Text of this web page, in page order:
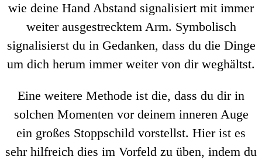
wie deine Hand Abstand signalisiert mit immer
weiter ausgestrecktem Arm. Symbolisch
signalisierst du in Gedanken, dass du die Dinge
um dich herum immer weiter von dir weghältst.
Eine weitere Methode ist die, dass du dir in
solchen Momenten vor deinem inneren Auge
ein großes Stoppschild vorstellst. Hier ist es
sehr hilfreich dies im Vorfeld zu üben, indem du